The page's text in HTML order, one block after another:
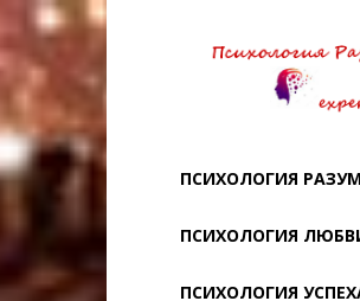
Психология
разума
ПСИХОЛОГИЯ
ПСИХОЛОГИЯ
ПСИХОЛОГИЯ